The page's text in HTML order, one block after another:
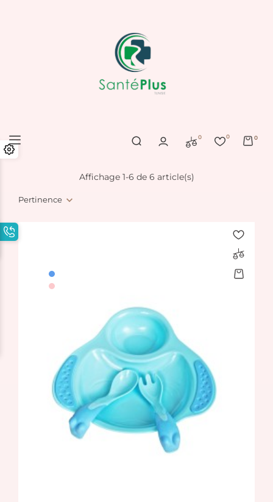
0 0 0
Pertinence
Affichage 1-6 de 6 article(s)